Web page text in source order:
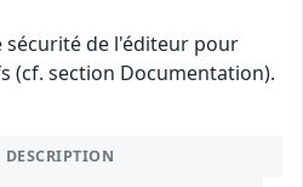
sécurité de l'éditeur pour
(cf. section Documentation).
DESCRIPTION